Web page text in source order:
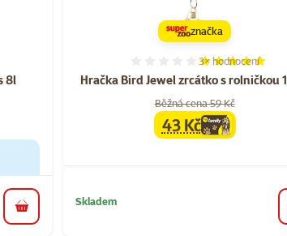
8l
počet hodnocení: 8
do košíku
Hračka Bird Jewel zrcátko s rolničkou
Hodnocení
3× hodnocení
Běžná cena 59 Kč
familycena
43 Kč
značka
Skladem